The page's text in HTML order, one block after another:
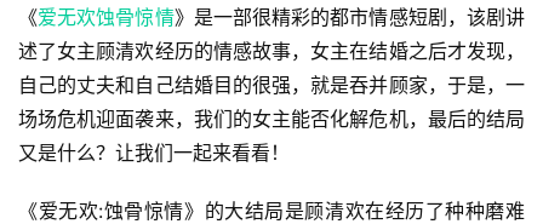
《爱无欢蚀骨惊情》是一部很精彩的都市情感短剧，该剧讲
述了女主顾清欢经历的情感故事，女主在结婚之后才发现，
自己的丈夫和自己结婚目的很强，就是吞并顾家，于是，一
场场危机迎面袭来，我们的女主能否化解危机，最后的结局
又是什么？让我们一起来看看！
《爱无欢:蚀骨惊情》的大结局是顾清欢在经历了种种磨难